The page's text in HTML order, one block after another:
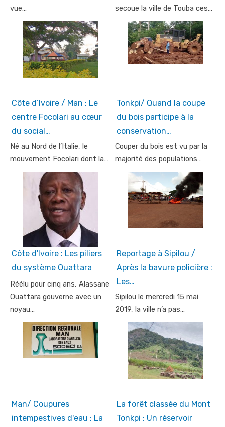
vue… secoue la ville de Touba ces…
Côte d’Ivoire / Man : Le
centre Focolari au cœur
du social…
Né au Nord de l’Italie, le
mouvement Focolari dont la…
Tonkpi/ Quand la coupe
du bois participe à la
conservation…
Couper du bois est vu par la
majorité des populations…
Côte d'Ivoire : Les piliers
du système Ouattara
Réélu pour cinq ans, Alassane
Ouattara gouverne avec un
noyau…
Reportage à Sipilou /
Après la bavure policière :
Les…
Sipilou le mercredi 15 mai
2019, la ville n’a pas…
Man/ Coupures
intempestives d'eau : La
La forêt classée du Mont
Tonkpi : Un réservoir